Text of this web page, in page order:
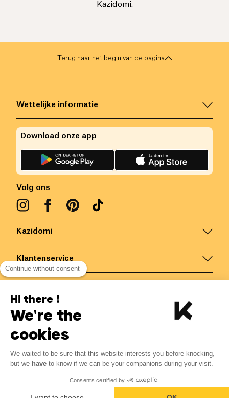
Kazidomi.
2.10€ 1.58€ - 25% ?
Bespaar 0.52 € met K+
Laat mij weten
Terug naar het begin van de pagina
Kazidomi
Klantenservice
Wettelijke informatie
Volg ons
Download onze app
België/ NL
Alle rechten voorbehouden
Continue without consent
Hi there !
We're the
cookies
We waited to be sure that this website interests you before knocking,
but we have to know if we can be your companions during your visit.
Consents certified by